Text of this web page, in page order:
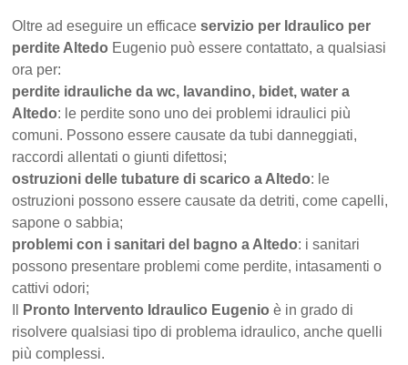
Oltre ad eseguire un efficaceservizio per Idraulico per
perdite Altedo Eugenio può essere contattato, a qualsiasi
ora per:
perdite idrauliche da wc, lavandino, bidet, water a
Altedo: le perdite sono uno dei problemi idraulici più
comuni. Possono essere causate da tubi danneggiati,
raccordi allentati o giunti difettosi;
ostruzioni delle tubature di scarico a Altedo: le
ostruzioni possono essere causate da detriti, come capelli,
sapone o sabbia;
problemi con i sanitari del bagno a Altedo: i sanitari
possono presentare problemi come perdite, intasamenti o
cattivi odori;
Pronto Intervento Idraulico Eugenio è in grado di
risolvere qualsiasi tipo di problema idraulico, anche quelli
più complessi.